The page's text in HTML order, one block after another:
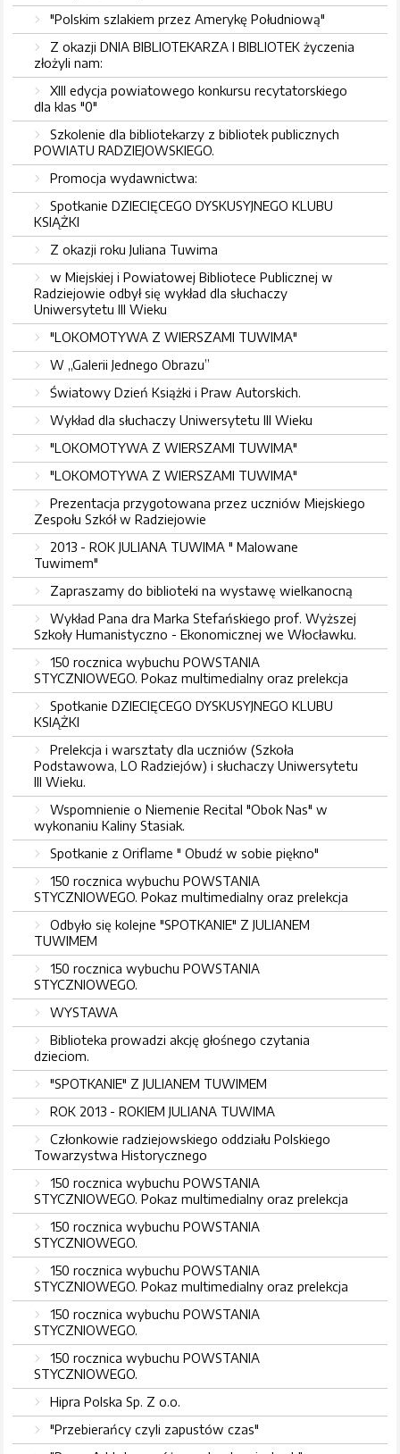
"Polskim szlakiem przez Amerykę Południową"
Z okazji DNIA BIBLIOTEKARZA I BIBLIOTEK życzenia
złożyli nam:
XIII edycja powiatowego konkursu recytatorskiego
dla klas "0"
Szkolenie dla bibliotekarzy z bibliotek publicznych
POWIATU RADZIEJOWSKIEGO.
Promocja wydawnictwa:
Spotkanie DZIECIĘCEGO DYSKUSYJNEGO KLUBU
KSIĄŻKI
Z okazji roku Juliana Tuwima
w Miejskiej i Powiatowej Bibliotece Publicznej w
Radziejowie odbył się wykład dla słuchaczy
Uniwersytetu III Wieku
"LOKOMOTYWA Z WIERSZAMI TUWIMA"
W „Galerii Jednego Obrazu”
Światowy Dzień Książki i Praw Autorskich.
Wykład dla słuchaczy Uniwersytetu III Wieku
"LOKOMOTYWA Z WIERSZAMI TUWIMA"
"LOKOMOTYWA Z WIERSZAMI TUWIMA"
Prezentacja przygotowana przez uczniów Miejskiego
Zespołu Szkół w Radziejowie
2013 - ROK JULIANA TUWIMA " Malowane
Tuwimem"
Zapraszamy do biblioteki na wystawę wielkanocną
Wykład Pana dra Marka Stefańskiego prof. Wyższej
Szkoły Humanistyczno - Ekonomicznej we Włocławku.
150 rocznica wybuchu POWSTANIA
STYCZNIOWEGO. Pokaz multimedialny oraz prelekcja
Spotkanie DZIECIĘCEGO DYSKUSYJNEGO KLUBU
KSIĄŻKI
Prelekcja i warsztaty dla uczniów (Szkoła
Podstawowa, LO Radziejów) i słuchaczy Uniwersytetu
III Wieku.
Wspomnienie o Niemenie Recital "Obok Nas" w
wykonaniu Kaliny Stasiak.
Spotkanie z Oriflame " Obudź w sobie piękno"
150 rocznica wybuchu POWSTANIA
STYCZNIOWEGO. Pokaz multimedialny oraz prelekcja
Odbyło się kolejne "SPOTKANIE" Z JULIANEM
TUWIMEM
150 rocznica wybuchu POWSTANIA
STYCZNIOWEGO.
WYSTAWA
Biblioteka prowadzi akcję głośnego czytania
dzieciom.
"SPOTKANIE" Z JULIANEM TUWIMEM
ROK 2013 - ROKIEM JULIANA TUWIMA
Członkowie radziejowskiego oddziału Polskiego
Towarzystwa Historycznego
150 rocznica wybuchu POWSTANIA
STYCZNIOWEGO. Pokaz multimedialny oraz prelekcja
150 rocznica wybuchu POWSTANIA
STYCZNIOWEGO.
150 rocznica wybuchu POWSTANIA
STYCZNIOWEGO. Pokaz multimedialny oraz prelekcja
150 rocznica wybuchu POWSTANIA
STYCZNIOWEGO.
150 rocznica wybuchu POWSTANIA
STYCZNIOWEGO.
Hipra Polska Sp. Z o.o.
"Przebierańcy czyli zapustów czas"